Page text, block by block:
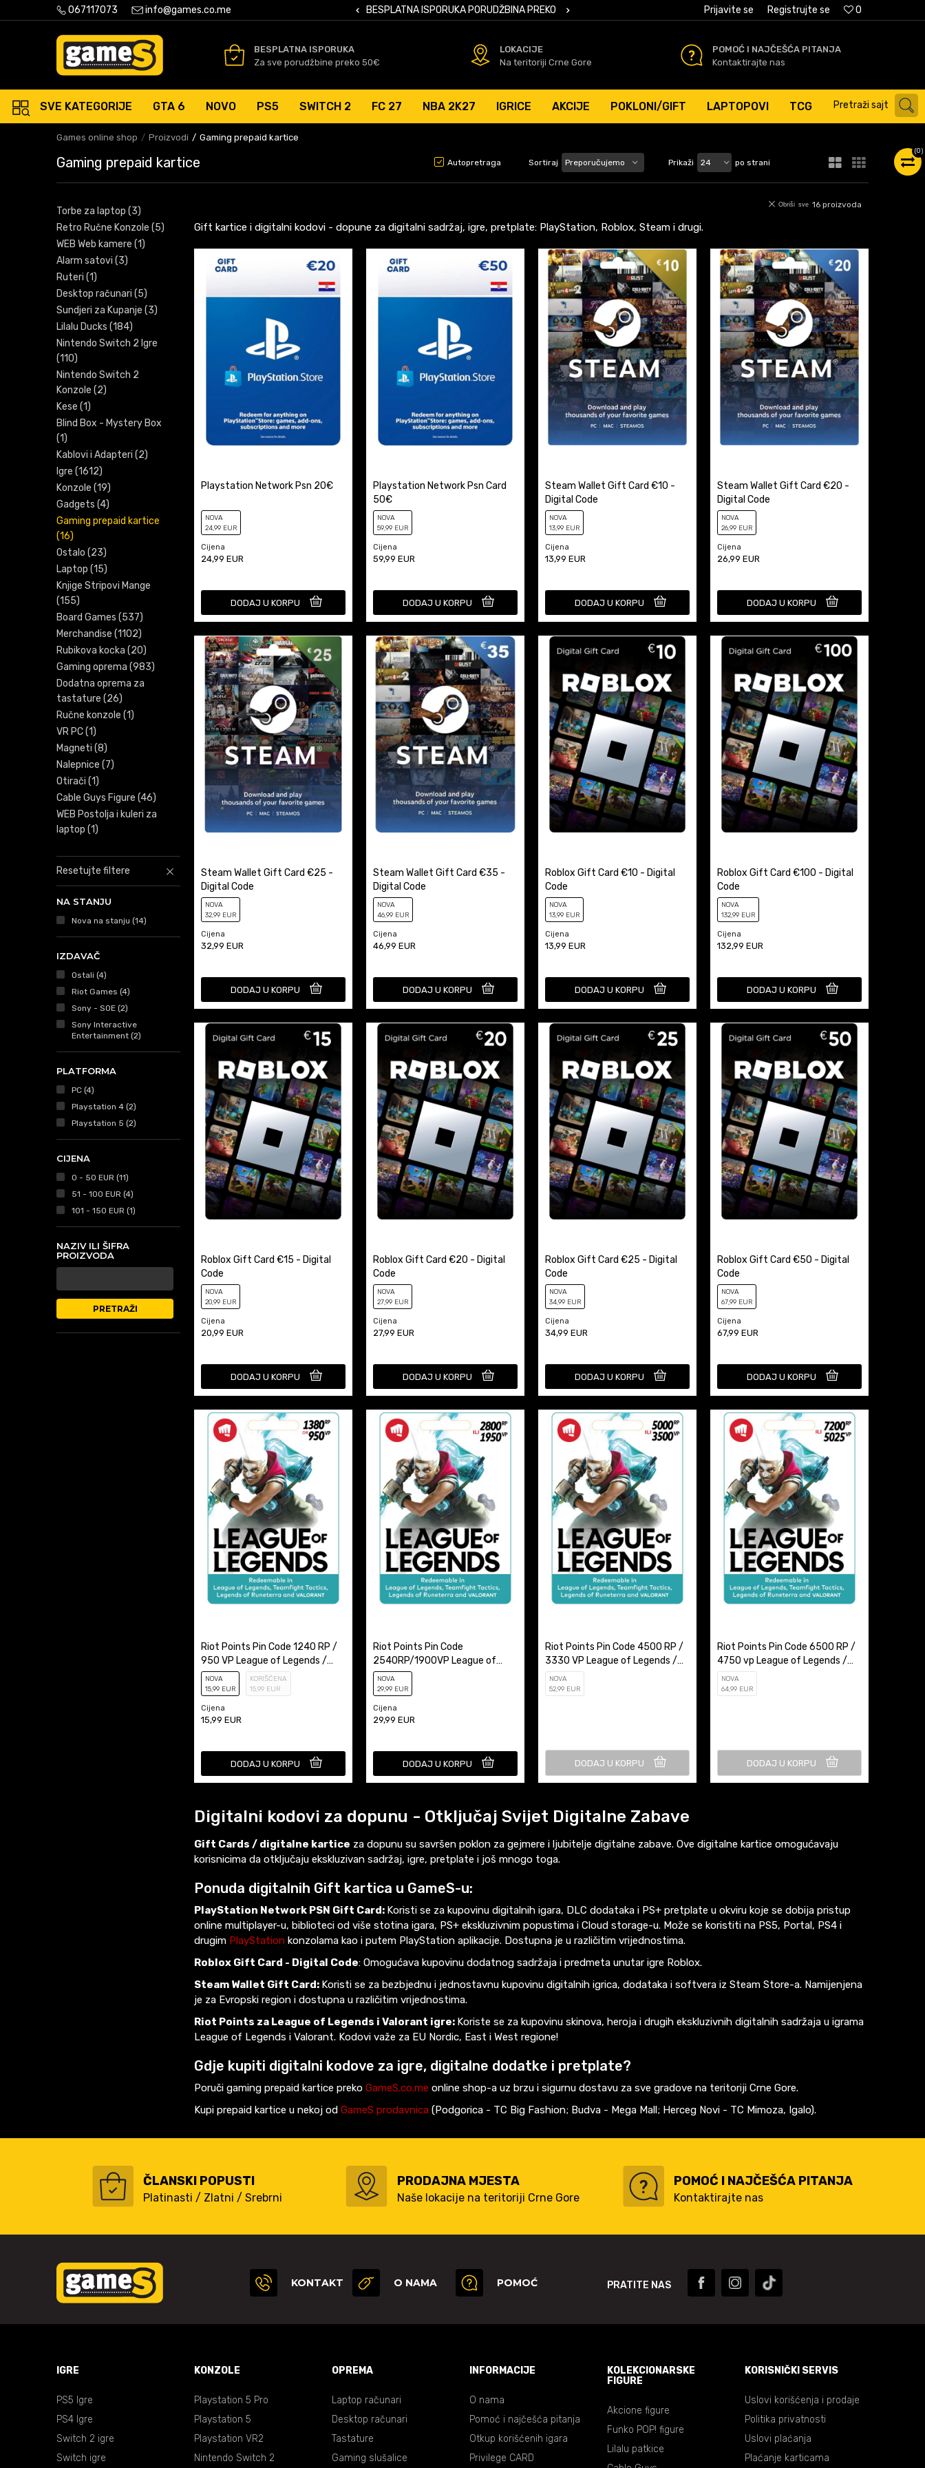
067117073 info@games.co.me
ISPORUKA PORUDŽBINA PREKO 50 EURSIGURNO PLAĆANJE PLATNIM KARTICAMA BESPLATNA ISPORUKA PORUDŽBINA PREKO 50 EURSIGURNO PLAĆANJE PLATNIM KARTICAMA 0
Prijavite se Registrujte se
BESPLATNA ISPORUKA
Za sve porudžbine preko 50€
LOKACIJE
Na teritoriji Crne Gore
POMOĆ I NAJČEŠĆA PITANJA
Kontaktirajte nas
SVE KATEGORIJE GTA 6 NOVO PS5 SWITCH 2 FC 27 NBA 2K27 IGRICE AKCIJE POKLONI/GIFT LAPTOPOVI TCG Pretraži sajt
(0)
Games online shop Proizvodi Gaming prepaid kartice
Gaming prepaid kartice Autopretraga Sortiraj Prikaži po strani
Torbe za laptop (3)
Retro Ručne Konzole (5)
WEB Web kamere (1)
Alarm satovi (3)
Ruteri (1)
Desktop računari (5)
Sundjeri za Kupanje (3)
Lilalu Ducks (184)
Nintendo Switch 2 Igre
(110)
Nintendo Switch 2
Konzole (2)
Kese (1)
Blind Box - Mystery Box
(1)
Kablovi i Adapteri (2)
Igre (1612)
Konzole (19)
Gadgets (4)
Gaming prepaid kartice
(16)
Ostalo (23)
Laptop (15)
Knjige Stripovi Mange
(155)
Board Games (537)
Merchandise (1102)
Rubikova kocka (20)
Gaming oprema (983)
Dodatna oprema za
tastature (26)
Ručne konzole (1)
VR PC(1)
Magneti (8)
Nalepnice (7)
Otirači (1)
Cable Guys Figure (46)
WEB Postolja i kuleri za
laptop (1)
Resetujte filtere
NA STANJU
Nova na stanju (14)
IZDAVAČ
Ostali (4)
Riot Games (4)
Sony - SOE (2)
Sony Interactive
Entertainment (2)
PLATFORMA
PC (4)
Playstation 4 (2)
Playstation 5 (2)
CIJENA
0 - 50 EUR (11)
51 - 100 EUR (4)
101 - 150 EUR (1)
NAZIV ILI ŠIFRA
PROIZVODA
PRETRAŽI
16 proizvoda
Obriši sve
Gift kartice i digitalni kodovi - dopune za digitalni sadržaj, igre, pretplate: PlayStation, Roblox, Steam i drugi.
Playstation Network Psn 20€
NOVA
24,99 EUR
Cijena
24,99 EUR
DODAJ U KORPU
Playstation Network Psn Card
50€
NOVA
59,99 EUR
Cijena
59,99 EUR
DODAJ U KORPU
Steam Wallet Gift Card €10 -
Digital Code
NOVA
13,99 EUR
Cijena
13,99 EUR
DODAJ U KORPU
Steam Wallet Gift Card €20 -
Digital Code
NOVA
26,99 EUR
Cijena
26,99 EUR
DODAJ U KORPU
Steam Wallet Gift Card €25 -
Digital Code
NOVA
32,99 EUR
Cijena
32,99 EUR
DODAJ U KORPU
Steam Wallet Gift Card €35 -
Digital Code
NOVA
46,99 EUR
Cijena
46,99 EUR
DODAJ U KORPU
Roblox Gift Card €10 - Digital
Code
NOVA
13,99 EUR
Cijena
13,99 EUR
DODAJ U KORPU
Roblox Gift Card €100 - Digital
Code
NOVA
132,99 EUR
Cijena
132,99 EUR
DODAJ U KORPU
Roblox Gift Card €15 - Digital
Code
NOVA
20,99 EUR
Cijena
20,99 EUR
DODAJ U KORPU
Roblox Gift Card €20 - Digital
Code
NOVA
27,99 EUR
Cijena
27,99 EUR
DODAJ U KORPU
Roblox Gift Card €25 - Digital
Code
NOVA
34,99 EUR
Cijena
34,99 EUR
DODAJ U KORPU
Roblox Gift Card €50 - Digital
Code
NOVA
67,99 EUR
Cijena
67,99 EUR
DODAJ U KORPU
Riot Points Pin Code 1240 RP /
950 VP League of Legends /
Valorant
NOVA
15,99 EUR
KORIŠĆENA
15,99 EUR
Cijena
15,99 EUR
DODAJ U KORPU
Riot Points Pin Code
2540RP/1900VP League of
Legends / Valorant
NOVA
29,99 EUR
Cijena
29,99 EUR
DODAJ U KORPU
Riot Points Pin Code 4500 RP /
3330 VP League of Legends /
Valorant
NOVA
52,99 EUR
DODAJ U KORPU
Riot Points Pin Code 6500 RP /
4750 vp League of Legends /
Valorant
NOVA
64,99 EUR
DODAJ U KORPU
Digitalni kodovi za dopunu - Otključaj Svijet Digitalne Zabave
Gift Cards / digitalne kartice za dopunu su savršen poklon za gejmere i ljubitelje digitalne zabave. Ove digitalne kartice omogućavaju
korisnicima da otključaju ekskluzivan sadržaj, igre, pretplate i još mnogo toga.
Ponuda digitalnih Gift kartica u GameS-u:
PlayStation Network PSN Gift Card: Koristi se za kupovinu digitalnih igara, DLC dodataka i PS+ pretplate u okviru koje se dobija pristup
online multiplayer-u, biblioteci od više stotina igara, PS+ ekskluzivnim popustima i Cloud storage-u. Može se koristiti na PS5, Portal, PS4 i
drugim PlayStation konzolama kao i putem PlayStation aplikacije. Dostupna je u različitim vrijednostima.
Roblox Gift Card - Digital Code: Omogućava kupovinu dodatnog sadržaja i predmeta unutar igre Roblox.
Steam Wallet Gift Card: Koristi se za bezbjednu i jednostavnu kupovinu digitalnih igrica, dodataka i softvera iz Steam Store-a. Namijenjena
je za Evropski region i dostupna u različitim vrijednostima.
Riot Points za League of Legends i Valorant igre: Koriste se za kupovinu skinova, heroja i drugih ekskluzivnih digitalnih sadržaja u igrama
League of Legends i Valorant. Kodovi važe za EU Nordic, East i West regione!
Gdje kupiti digitalni kodove za igre, digitalne dodatke i pretplate?
Poruči gaming prepaid kartice preko GameS.co.me online shop-a uz brzu i sigurnu dostavu za sve gradove na teritoriji Crne Gore.
Kupi prepaid kartice u nekoj od GameS prodavnica (Podgorica - TC Big Fashion; Budva - Mega Mall; Herceg Novi - TC Mimoza, Igalo).
ČLANSKI POPUSTI
Platinasti / Zlatni / Srebrni
PRODAJNA MJESTA
Naše lokacije na teritoriji Crne Gore
POMOĆ I NAJČEŠĆA PITANJA
Kontaktirajte nas
KONTAKT O NAMA POMOĆ PRATITE NAS
IGRE
PS5 Igre
PS4 Igre
Switch 2 igre
Switch igre
KONZOLE
Playstation 5 Pro
Playstation 5
Playstation VR2
Nintendo Switch 2
OPREMA
Laptop računari
Desktop računari
Tastature
Gaming slušalice
INFORMACIJE
O nama
Pomoć i najčešća pitanja
Otkup korišćenih igara
Privilege CARD
KOLEKCIONARSKE
FIGURE
Akcione figure
Funko POP! figure
Lilalu patkice
KORISNIČKI SERVIS
Uslovi korišćenja i prodaje
Politika privatnosti
Uslovi plaćanja
Plaćanje karticama